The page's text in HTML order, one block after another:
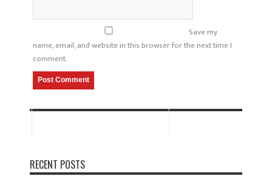
Save my
name, email, and website in this browser for the next time I
comment.
RECENT POSTS